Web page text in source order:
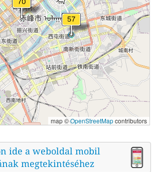
map ©OpenStreetMapcontributors
ide a weboldal mobil
megtekintéséhez